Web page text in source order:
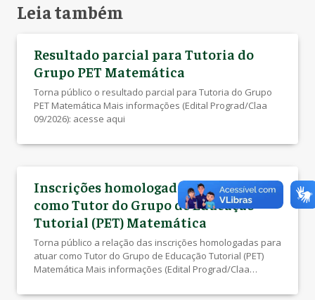
Leia também
Resultado parcial para Tutoria do
Grupo PET Matemática
Torna público o resultado parcial para Tutoria do Grupo
PET Matemática Mais informações (Edital Prograd/Claa
09/2026): acesse aqui
Inscrições homologadas para atuar
como Tutor do Grupo de Educação
Tutorial (PET) Matemática
Torna público a relação das inscrições homologadas para
atuar como Tutor do Grupo de Educação Tutorial (PET)
Matemática Mais informações (Edital Prograd/Claa